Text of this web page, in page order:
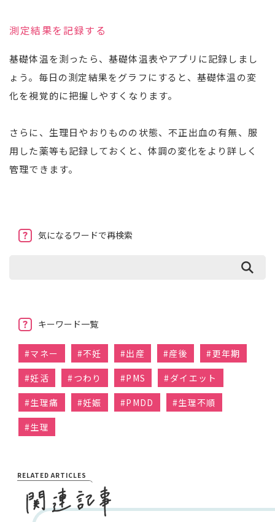
測定結果を記録する
基礎体温を測ったら、基礎体温表やアプリに記録しまし
ょう。毎日の測定結果をグラフにすると、基礎体温の変
化を視覚的に把握しやすくなります。
さらに、生理日やおりものの状態、不正出血の有無、服
用した薬等も記録しておくと、体調の変化をより詳しく
管理できます。
気になるワードで再検索
キーワード一覧
#マネー #不妊 #出産 #産後 #更年期
#妊活 #つわり #PMS #ダイエット
#生理痛 #妊娠 #PMDD #生理不順
#生理
RELATED ARTICLES